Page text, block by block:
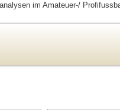
im Amateuer-/